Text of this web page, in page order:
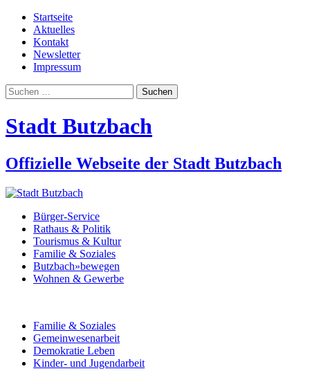
Startseite
Aktuelles
Kontakt
Newsletter
Impressum
Suchen
nach:
Stadt Butzbach
Offizielle Webseite der Stadt Butzbach
Bürger-Service
Rathaus & Politik
Tourismus & Kultur
Familie & Soziales
Butzbach»bewegen
Wohnen & Gewerbe
Familie & Soziales
Gemeinwesenarbeit
Demokratie Leben
Kinder- und Jugendarbeit